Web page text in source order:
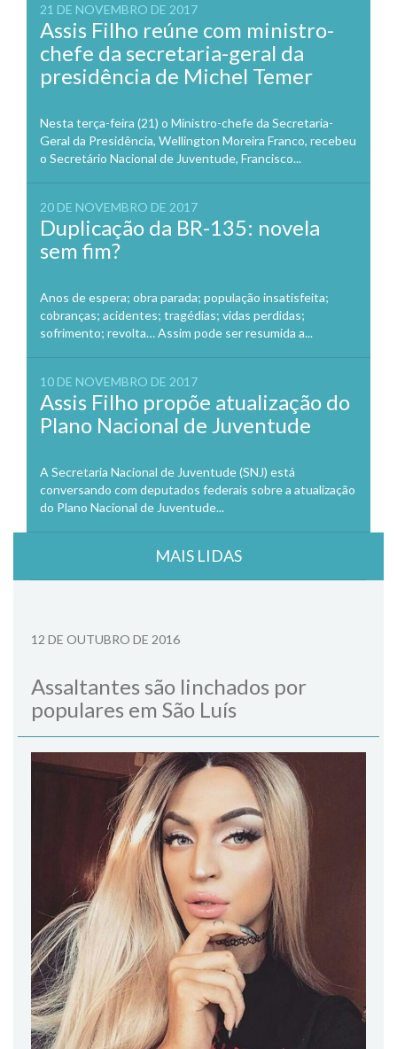
21 DE NOVEMBRO DE 2017
Assis Filho reúne com ministro-
chefe da secretaria-geral da
presidência de Michel Temer
Nesta terça-feira (21) o Ministro-chefe da Secretaria-
Geral da Presidência, Wellington Moreira Franco, recebeu
o Secretário Nacional de Juventude, Francisco...
20 DE NOVEMBRO DE 2017
Duplicação da BR-135: novela
sem fim?
Anos de espera; obra parada; população insatisfeita;
cobranças; acidentes; tragédias; vidas perdidas;
sofrimento; revolta… Assim pode ser resumida a...
10 DE NOVEMBRO DE 2017
Assis Filho propõe atualização do
Plano Nacional de Juventude
A Secretaria Nacional de Juventude (SNJ) está
conversando com deputados federais sobre a atualização
do Plano Nacional de Juventude...
MAIS LIDAS
12 DE OUTUBRO DE 2016
Assaltantes são linchados por
populares em São Luís